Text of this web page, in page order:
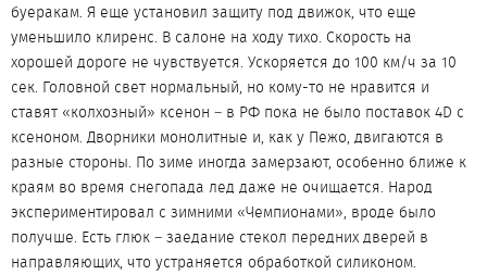
буеракам. Я еще установил защиту под движок, что еще
уменьшило клиренс. В салоне на ходу тихо. Скорость на
хорошей дороге не чувствуется. Ускоряется до 100 км/ч за 10
сек. Головной свет нормальный, но кому-то не нравится и
ставят «колхозный» ксенон – в РФ пока не было поставок 4D с
ксеноном. Дворники монолитные и, как у Пежо, двигаются в
разные стороны. По зиме иногда замерзают, особенно ближе к
краям во время снегопада лед даже не очищается. Народ
экспериментировал с зимними «Чемпионами», вроде было
получше. Есть глюк – заедание стекол передних дверей в
направляющих, что устраняется обработкой силиконом.